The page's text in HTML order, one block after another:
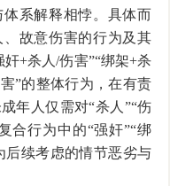
系解释相悖。具体而
故意伤害的行为及其
+杀人/伤害”“绑架+杀
”的整体行为，在有责
年人仅需对“杀人”“伤
合行为中的“强奸”“绑
后续考虑的情节恶劣与